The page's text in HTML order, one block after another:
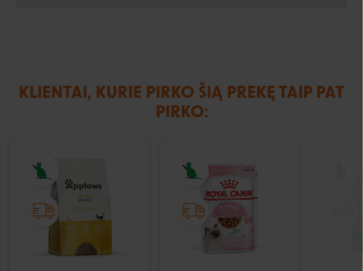
KLIENTAI, KURIE PIRKO ŠIĄ PREKĘ TAIP PAT
PIRKO: